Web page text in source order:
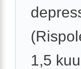
1,5